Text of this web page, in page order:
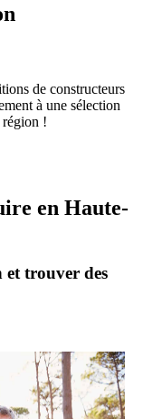
de constructeurs
à une sélection
région !
en Haute-
et trouver des